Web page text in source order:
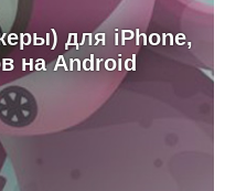
для iPhone,
на Android